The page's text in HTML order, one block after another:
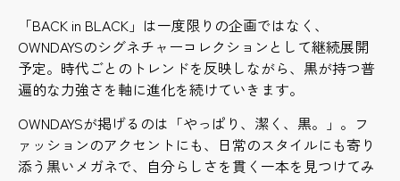
「BACK in BLACK」は一度限りの企画ではなく、
OWNDAYSのシグネチャーコレクションとして継続展開
予定。時代ごとのトレンドを反映しながら、黒が持つ普
遍的な力強さを軸に進化を続けていきます。
OWNDAYSが掲げるのは「やっぱり、潔く、黒。」。フ
ァッションのアクセントにも、日常のスタイルにも寄り
添う黒いメガネで、自分らしさを貫く一本を見つけてみ